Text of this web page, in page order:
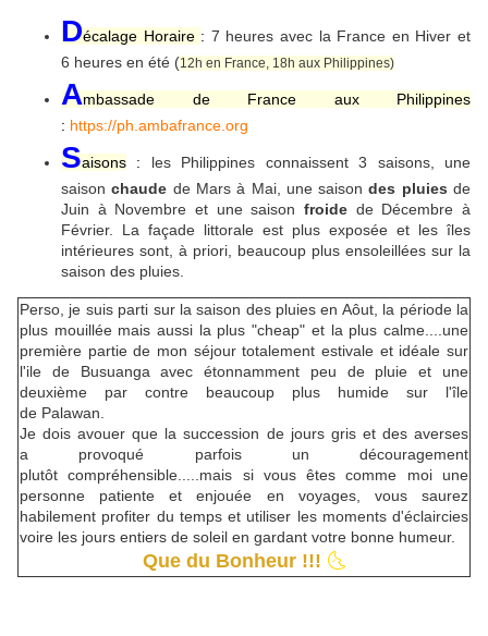
Décalage Horaire : 7 heures avec la France en Hiver et
6 heures en été (12h en France, 18h aux Philippines)
Ambassade de France aux Philippines
: https://ph.ambafrance.org
Saisons : les Philippines connaissent 3 saisons, une
saisonchaude de Mars à Mai, une saisondes pluies de
Juin à Novembre et une saison froide de Décembre à
Février. La façade littorale est plus exposée et les îles
intérieures sont, à priori, beaucoup plus ensoleillées sur la
saison des pluies.
Perso, je suis parti sur la saison des pluies en Aôut, la période la
plus mouillée mais aussi la plus "cheap" et la plus calme....une
première partie de mon séjour totalement estivale et idéale sur
l'ile de Busuanga avec étonnamment peu de pluie et une
deuxième par contre beaucoup plus humide sur l'île
de Palawan.
Je dois avouer que la succession de jours gris et des averses
a provoqué parfois un découragement
plutôt compréhensible.....mais si vous êtes comme moi une
personne patiente et enjouée en voyages, vous saurez
habilement profiter du temps et utiliser les moments d'éclaircies
voire les jours entiers de soleil en gardant votre bonne humeur.
Que du Bonheur !!! 🌜